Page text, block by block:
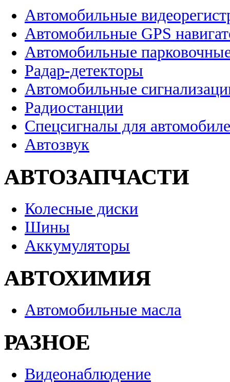
Автомобильные
Автомобильные GPS
Автомобильные
Радар-детекторы
Автомобильные
Радиостанции
Спецсигналы для
Автозвук
АВТОЗАПЧАСТИ
Колесные диски
Шины
Аккумуляторы
АВТОХИМИЯ
Автомобильные масла
РАЗНОЕ
Видеонаблюдение